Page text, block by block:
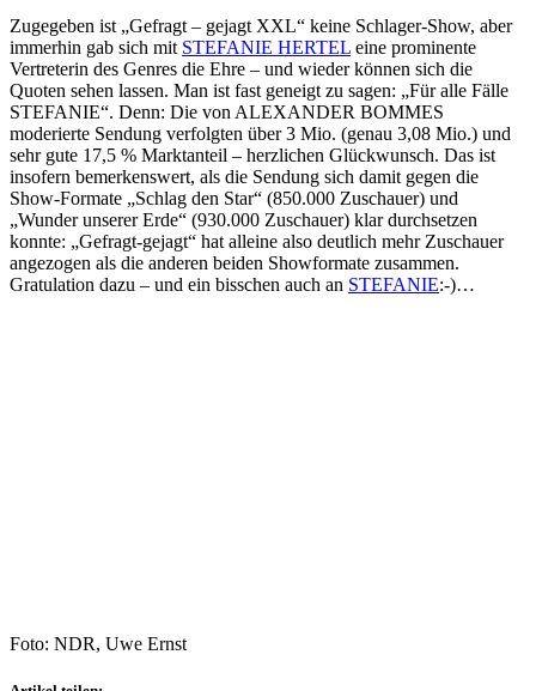
Zugegeben ist „Gefragt – gejagt XXL“ keine Schlager-Show, aber
immerhin gab sich mit STEFANIE HERTEL eine prominente
Vertreterin des Genres die Ehre – und wieder können sich die
Quoten sehen lassen. Man ist fast geneigt zu sagen: „Für alle Fälle
STEFANIE“. Denn: Die von ALEXANDER BOMMES
moderierte Sendung verfolgten über 3 Mio. (genau 3,08 Mio.) und
sehr gute 17,5 % Marktanteil – herzlichen Glückwunsch. Das ist
insofern bemerkenswert, als die Sendung sich damit gegen die
Show-Formate „Schlag den Star“ (850.000 Zuschauer) und
„Wunder unserer Erde“ (930.000 Zuschauer) klar durchsetzen
konnte: „Gefragt-gejagt“ hat alleine also deutlich mehr Zuschauer
angezogen als die anderen beiden Showformate zusammen.
Gratulation dazu – und ein bisschen auch an STEFANIE:-)…
Foto: NDR, Uwe Ernst